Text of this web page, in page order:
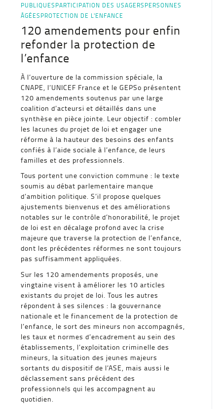
PUBLIQUESPARTICIPATION DES USAGERSPERSONNES
ÂGÉESPROTECTION DE L'ENFANCE
120 amendements pour enfin
refonder la protection de
l’enfance
À l’ouverture de la commission spéciale, la
CNAPE, l’UNICEF France et le GEPSo présentent
120 amendements soutenus par une large
coalition d’acteursi et détaillés dans une
synthèse en pièce jointe. Leur objectif : combler
les lacunes du projet de loi et engager une
réforme à la hauteur des besoins des enfants
confiés à l’aide sociale à l’enfance, de leurs
familles et des professionnels.
Tous portent une conviction commune : le texte
soumis au débat parlementaire manque
d’ambition politique. S’il propose quelques
ajustements bienvenus et des améliorations
notables sur le contrôle d’honorabilité, le projet
de loi est en décalage profond avec la crise
majeure que traverse la protection de l’enfance,
dont les précédentes réformes ne sont toujours
pas suffisamment appliquées.
Sur les 120 amendements proposés, une
vingtaine visent à améliorer les 10 articles
existants du projet de loi. Tous les autres
répondent à ses silences : la gouvernance
nationale et le financement de la protection de
l’enfance, le sort des mineurs non accompagnés,
les taux et normes d’encadrement au sein des
établissements, l’exploitation criminelle des
mineurs, la situation des jeunes majeurs
sortants du dispositif de l’ASE, mais aussi le
déclassement sans précédent des
professionnels qui les accompagnent au
quotidien.